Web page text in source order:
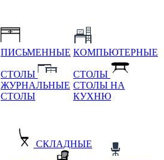
ПИСЬМЕННЫЕ
СТОЛЫ
ЖУРНАЛЬНЫЕ
СТОЛЫ
КОМПЬЮТЕРНЫЕ
СТОЛЫ
СТОЛЫ НА
КУХНЮ
СКЛАДНЫЕ